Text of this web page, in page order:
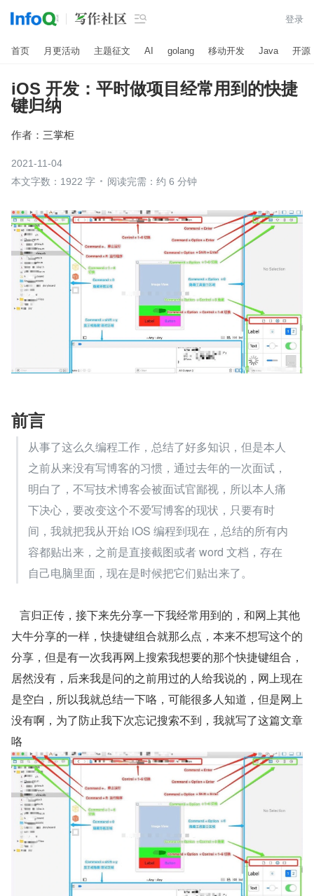
 登录
首页 月更活动 主题征文 AI golang 移动开发 Java 开源
iOS 开发：平时做项目经常用到的快捷
键归纳
作者： 三掌柜
2021-11-04
本文字数：1922 字
阅读完需：约 6 分钟
前言
从事了这么久编程工作，总结了好多知识，但是本人
之前从来没有写博客的习惯，通过去年的一次面试，
明白了，不写技术博客会被面试官鄙视，所以本人痛
下决心，要改变这个不爱写博客的现状，只要有时
间，我就把我从开始 iOS 编程到现在，总结的所有内
容都贴出来，之前是直接截图或者 word 文档，存在
自己电脑里面，现在是时候把它们贴出来了。
言归正传，接下来先分享一下我经常用到的，和网上其他
大牛分享的一样，快捷键组合就那么点，本来不想写这个的
分享，但是有一次我再网上搜索我想要的那个快捷键组合，
居然没有，后来我是问的之前用过的人给我说的，网上现在
是空白，所以我就总结一下咯，可能很多人知道，但是网上
没有啊，为了防止我下次忘记搜索不到，我就写了这篇文章
咯